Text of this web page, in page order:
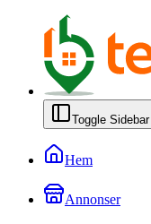
Toggle Sidebar
Hem
Annonser